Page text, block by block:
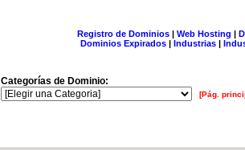
Registro de Dominios| Web Hosting |
Dominios Expirados | Industrias |
Categorías de Dominio:
[Pág.